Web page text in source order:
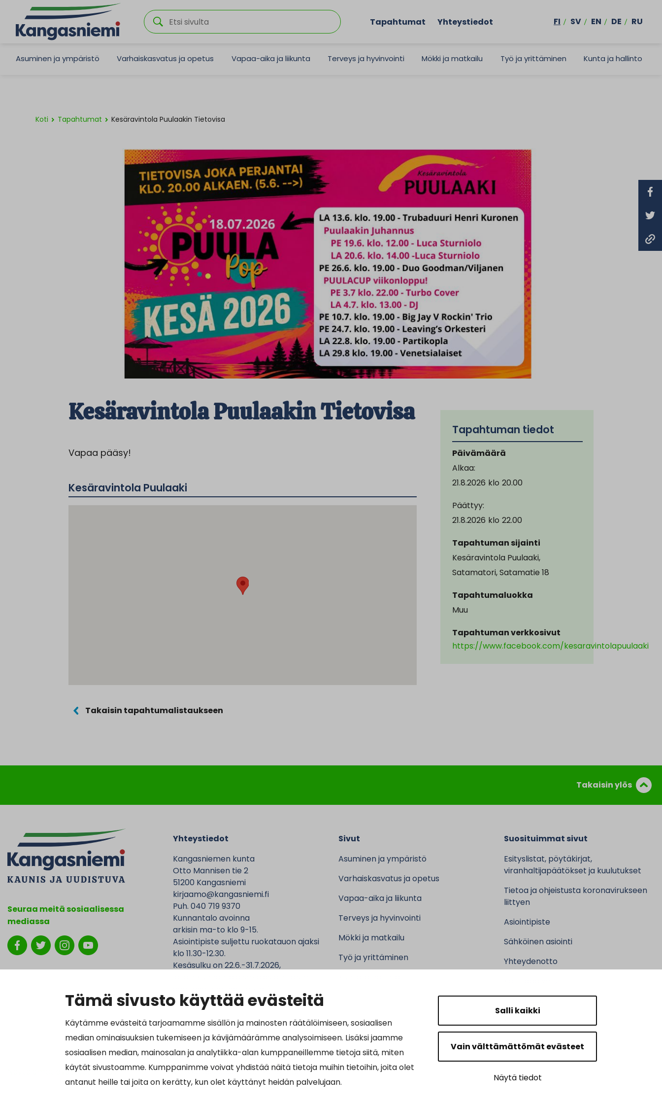
Tämä sivusto käyttää evästeitä
Käytämme evästeitä tarjoamamme sisällön ja mainosten räätälöimiseen, sosiaalisen
median ominaisuuksien tukemiseen ja kävijämäärämme analysoimiseen. Lisäksi jaamme
sosiaalisen median, mainosalan ja analytiikka-alan kumppaneillemme tietoja siitä, miten
käytät sivustoamme. Kumppanimme voivat yhdistää näitä tietoja muihin tietoihin, joita olet
antanut heille tai joita on kerätty, kun olet käyttänyt heidän palvelujaan.
Salli kaikki
Vain välttämättömät evästeet
Näytä tiedot
Tapahtumat Yhteystiedot FI SV EN DE RU
Asuminen ja ympäristö Varhaiskasvatus ja opetus Vapaa-aika ja liikunta Terveys ja hyvinvointi Mökki ja matkailu Työ ja yrittäminen Kunta ja hallinto
Koti Tapahtumat Kesäravintola Puulaakin Tietovisa
Kesäravintola Puulaakin Tietovisa
Vapaa pääsy!
Kesäravintola Puulaaki
Tapahtuman tiedot
Päivämäärä
Alkaa:
21.8.2026 klo 20.00
Päättyy:
21.8.2026 klo 22.00
Tapahtuman sijainti
Kesäravintola Puulaaki,
Satamatori, Satamatie 18
Tapahtumaluokka
Muu
Tapahtuman verkkosivut
https://www.facebook.com/kesaravintolapuulaaki
Takaisin tapahtumalistaukseen
Takaisin ylös
Seuraa meitä sosiaalisessa
mediassa
Näytä omat evästeasetukseni
Yhteystiedot
Kangasniemen kunta
Otto Mannisen tie 2
51200 Kangasniemi
kirjaamo@kangasniemi.fi
Puh. 040 719 9370
Kunnantalo avoinna
arkisin ma-to klo 9-15.
Asiointipiste suljettu ruokatauon ajaksi
klo 11.30-12.30.
Kesäsulku on 22.6.-31.7.2026,
Laskutustiedot:
Y-tunnus 0164690-3
Verkkolaskuosoite: 0037016469034011
Välittäjätunnus: 003703575029
Sivut
Asuminen ja ympäristö
Varhaiskasvatus ja opetus
Vapaa-aika ja liikunta
Terveys ja hyvinvointi
Mökki ja matkailu
Työ ja yrittäminen
Suosituimmat sivut
Esityslistat, pöytäkirjat,
viranhaltijapäätökset ja kuulutukset
Tietoa ja ohjeistusta koronavirukseen
liittyen
Asiointipiste
Sähköinen asiointi
Yhteydenotto
Ruokalistat